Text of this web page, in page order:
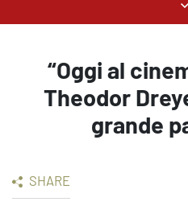
“Oggi al
Theodor
grande
SHARE